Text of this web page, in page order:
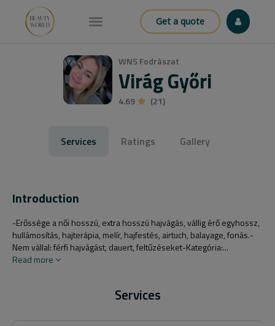
Get a quote
WNS Fodrászat
Virág Győri
4.69 (21)
Services Ratings Gallery
Introduction
-Erőssége a női hosszú, extra hosszú hajvágás, vállig érő egyhossz,
hullámosítás, hajterápia, melír, hajfestés, airtuch, balayage, fonás.-
Nem vállal: férfi hajvágást, dauert, feltűzéseket-Kategória:...
Read more
Services